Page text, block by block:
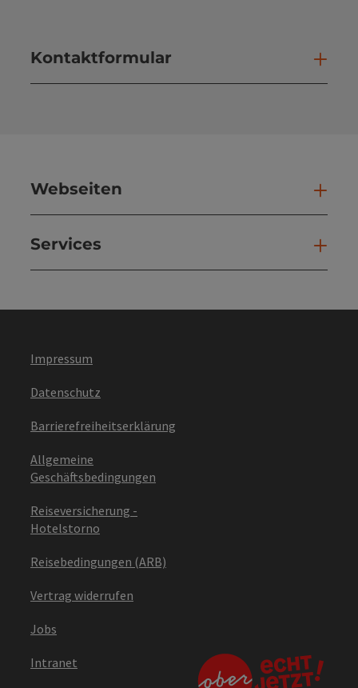
Kontaktformular
Webseiten
Services
Impressum
Datenschutz
Barrierefreiheitserklärung
Allgemeine
Geschäftsbedingungen
Reiseversicherung -
Hotelstorno
Reisebedingungen (ARB)
Vertrag widerrufen
Jobs
Intranet